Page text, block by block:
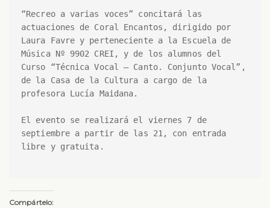
“Recreo a varias voces” concitará las
actuaciones de Coral Encantos, dirigido por
Laura Favre y perteneciente a la Escuela de
Música Nº 9902 CREI, y de los alumnos del
Curso “Técnica Vocal – Canto. Conjunto Vocal”,
de la Casa de la Cultura a cargo de la
profesora Lucía Maidana.
El evento se realizará el viernes 7 de
septiembre a partir de las 21, con entrada
Compártelo: